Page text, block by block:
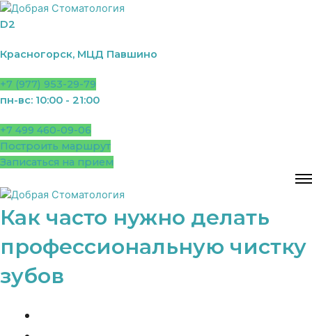
Перейти
кD2
Красногорск, МЦД Павшино
+7 (977) 953-29-79
пн-вс: 10:00 - 21:00
+7 499 460-09-06
Построить маршрут
Записаться на прием
Как часто нужно делать
профессиональную чистку
зубов